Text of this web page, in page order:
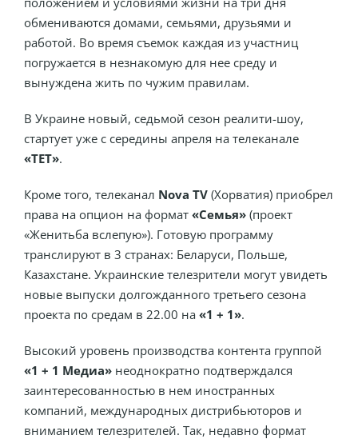
обмениваются домами, семьями, друзьями и
работой. Во время съемок каждая из участниц
погружается в незнакомую для нее среду и
вынуждена жить по чужим правилам.
В Украине новый, седьмой сезон реалити-шоу,
стартует уже с середины апреля на телеканале
«ТЕТ».
Кроме того, телеканал Nova TV (Хорватия) приобрел
права на опцион на формат «Семья» (проект
«Женитьба вслепую»). Готовую программу
транслируют в 3 странах: Беларуси, Польше,
Казахстане. Украинские телезрители могут увидеть
новые выпуски долгожданного третьего сезона
проекта по средам в 22.00 на «1 + 1».
Высокий уровень производства контента группой
«1 + 1 Медиа» неоднократно подтверждался
заинтересованностью в нем иностранных
компаний, международных дистрибьюторов и
вниманием телезрителей. Так, недавно формат